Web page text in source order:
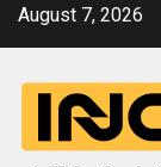
SkipAugust 7, 2026